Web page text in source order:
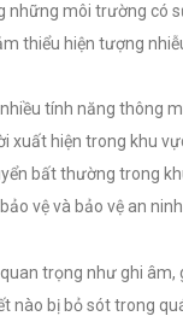
môi trường có
thiểu hiện tượng
tính năng thông
xuất hiện trong khu
bất thường trong
vệ và bảo vệ an ninh.
trọng như ghi âm,
nào bị bỏ sót trong